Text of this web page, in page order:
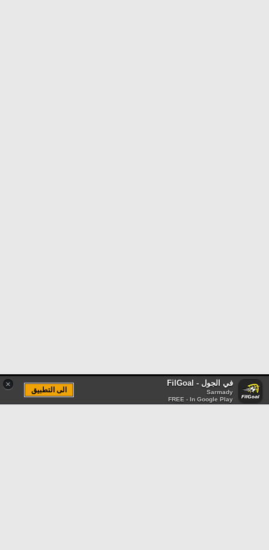
× في الجول - FilGoal
Sarmady
FREE - In Google Play
الى التطبيق